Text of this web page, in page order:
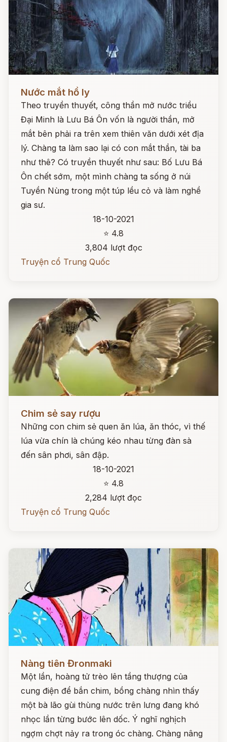
Nước mắt hồ ly
Theo truyền thuyết, công thần mở nước triều
Đại Minh là Lưu Bá Ôn vốn là người thần, mở
mắt bên phải ra trên xem thiên văn dưới xét địa
lý. Chàng ta làm sao lại có con mắt thần, tài ba
như thê? Có truyền thuyết như sau: Bố Lưu Bá
Ôn chết sớm, một mình chàng ta sống ở núi
Tuyền Nùng trong một túp lều cỏ và làm nghề
gia sư.
18-10-2021
⭐ 4.8
3,804 lượt đọc
Truyện cổ Trung Quốc
Chim sẻ say rượu
Những con chim sẻ quen ăn lúa, ăn thóc, vì thế
lúa vừa chín là chúng kéo nhau từng đàn sà
đến sân phơi, sân đập.
18-10-2021
⭐ 4.8
2,284 lượt đọc
Truyện cổ Trung Quốc
Nàng tiên Đronmaki
Một lần, hoàng tử trèo lên tầng thượng của
cung điện để bắn chim, bồng chàng nhìn thấy
một bà lão gùi thùng nước trên lưng đang khó
nhọc lần từng bước lên dốc. Ý nghĩ nghịch
ngợm chợt nảy ra trong óc chàng. Chàng nâng